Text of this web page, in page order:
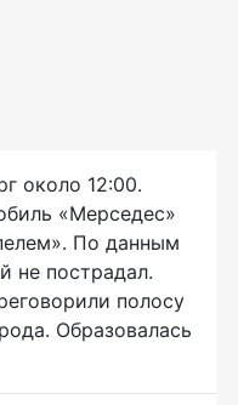
около 12:00.
«Мерседес»
По данным
не пострадал.
полосу
Образовалась